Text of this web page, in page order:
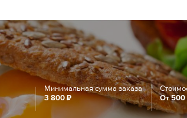
Минимальная сумма заказа
3 800 ₽
От500